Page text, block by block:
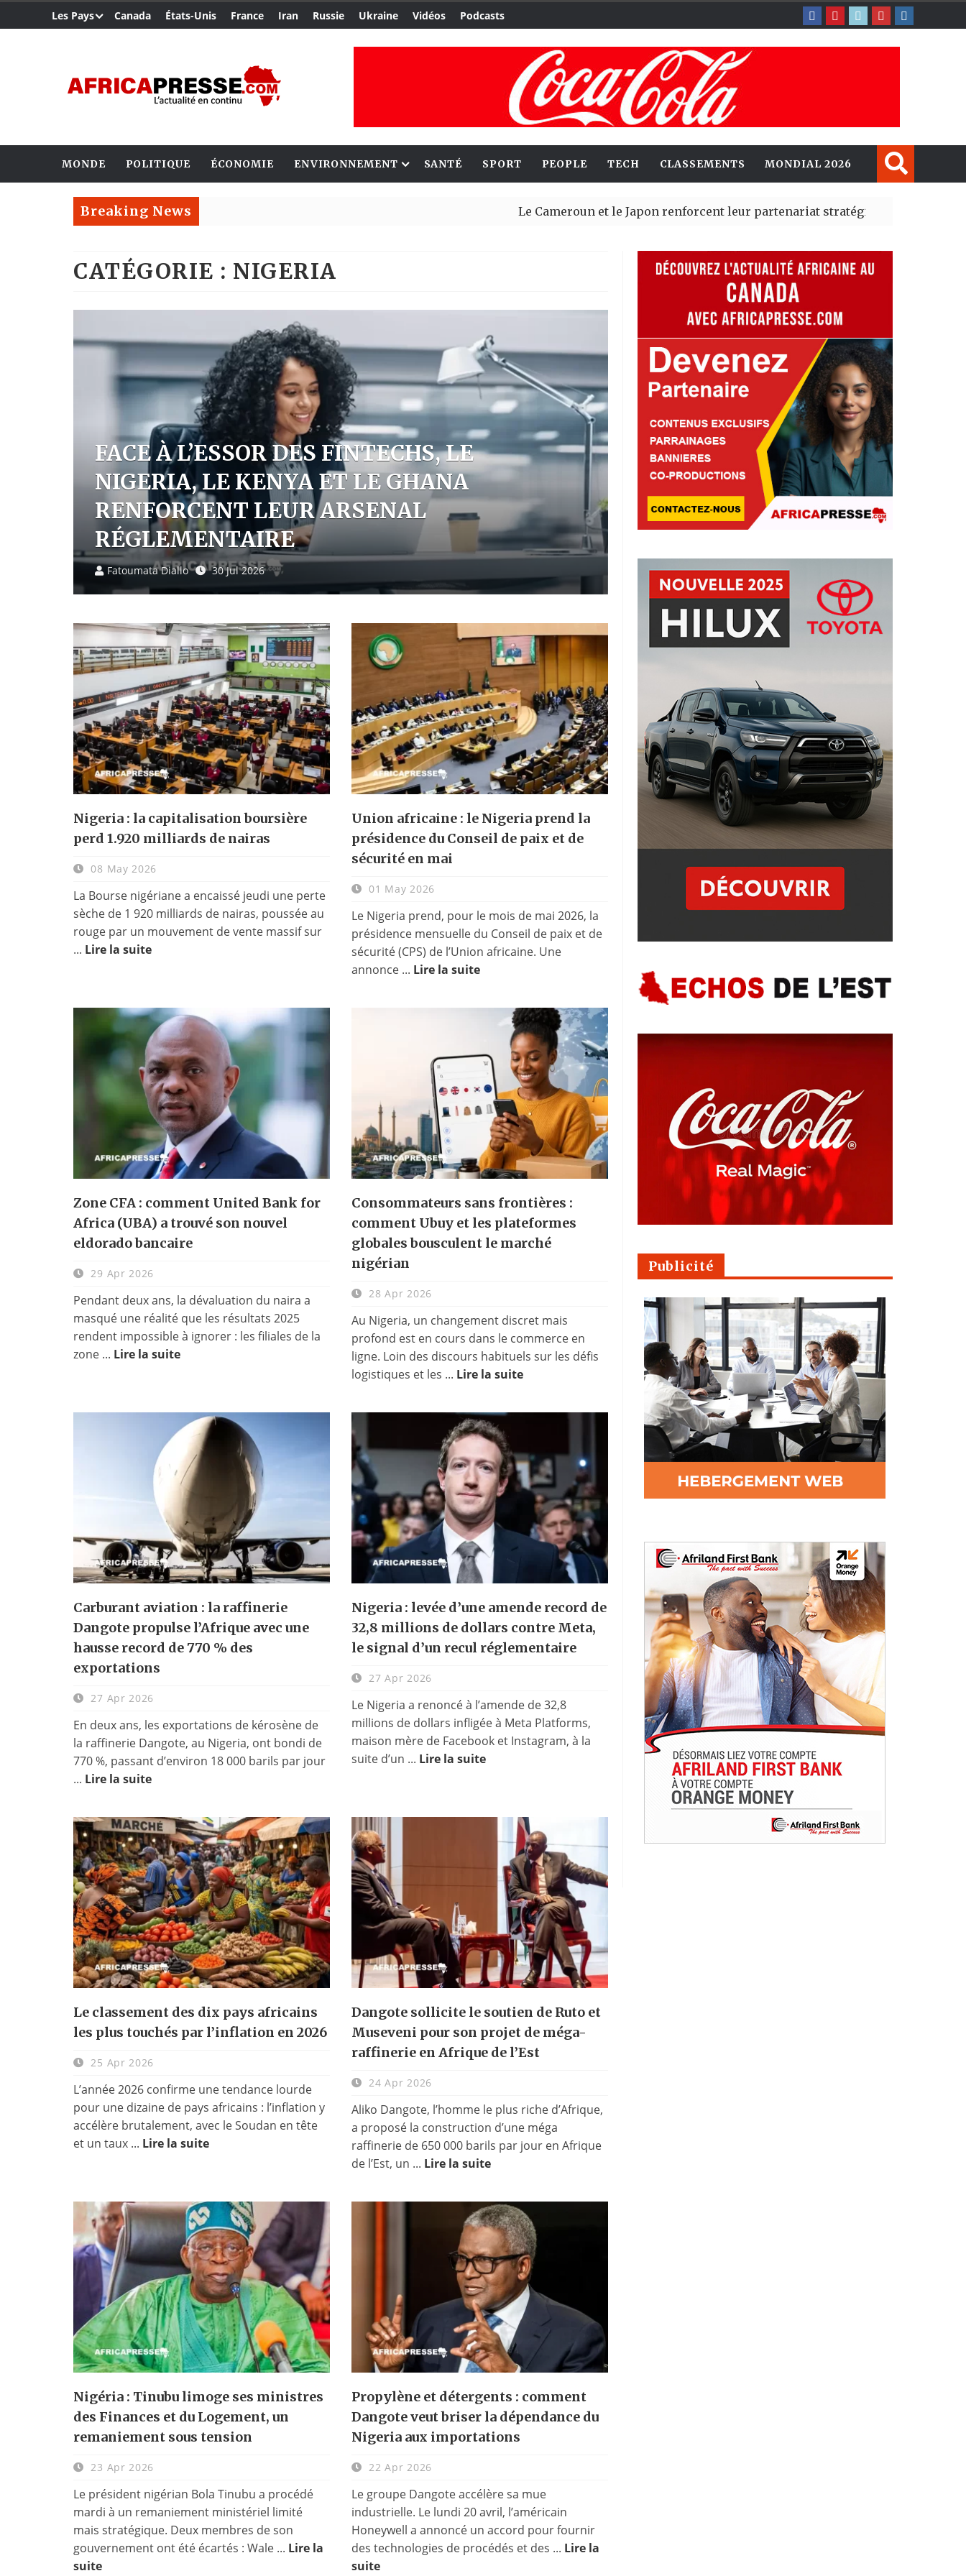
Les Pays Canada États-Unis France Iran Russie Ukraine Vidéos Podcasts
MONDE POLITIQUE ÉCONOMIE ENVIRONNEMENT SANTÉ SPORT PEOPLE TECH CLASSEMENTS MONDIAL 2026
Breaking News Le Cameroun et le Japon renforcent leur partenariat stratégique avec un cap sur l’IA et
CATÉGORIE : NIGERIA
AFRIQUE : LA DISPARITION DU LAC TCHAD
RELANCE UN AMBITIEUX PROJET DE
TRANSFERT D’EAU DEPUIS LE BASSIN DU
CONGO
Pascale Tchakounte 29 Jul 2026
LE NIGERIA ACCÉLÈRE SA
MODERNISATION MILITAIRE
L’INTÉGRATION DU
Pascale Tchakounte 29 Jul 2026
Nigeria : la capitalisation boursière
perd 1.920 milliards de nairas
08 May 2026
La Bourse nigériane a encaissé jeudi une perte
sèche de 1 920 milliards de nairas, poussée au
rouge par un mouvement de vente massif sur
... Lire la suite
Union africaine : le Nigeria prend la
présidence du Conseil de paix et de
sécurité en mai
01 May 2026
Le Nigeria prend, pour le mois de mai 2026, la
présidence mensuelle du Conseil de paix et de
sécurité (CPS) de l’Union africaine. Une
annonce ... Lire la suite
Zone CFA : comment United Bank for
Africa (UBA) a trouvé son nouvel
eldorado bancaire
29 Apr 2026
Pendant deux ans, la dévaluation du naira a
masqué une réalité que les résultats 2025
rendent impossible à ignorer : les filiales de la
zone ... Lire la suite
Consommateurs sans frontières :
comment Ubuy et les plateformes
globales bousculent le marché
nigérian
28 Apr 2026
Au Nigeria, un changement discret mais
profond est en cours dans le commerce en
ligne. Loin des discours habituels sur les défis
logistiques et les ... Lire la suite
Carburant aviation : la raffinerie
Dangote propulse l’Afrique avec une
hausse record de 770 % des
exportations
27 Apr 2026
En deux ans, les exportations de kérosène de
la raffinerie Dangote, au Nigeria, ont bondi de
770 %, passant d’environ 18 000 barils par jour
... Lire la suite
Nigeria : levée d’une amende record de
32,8 millions de dollars contre Meta,
le signal d’un recul réglementaire
27 Apr 2026
Le Nigeria a renoncé à l’amende de 32,8
millions de dollars infligée à Meta Platforms,
maison mère de Facebook et Instagram, à la
suite d’un ... Lire la suite
Le classement des dix pays africains
les plus touchés par l’inflation en 2026
25 Apr 2026
L’année 2026 confirme une tendance lourde
pour une dizaine de pays africains : l’inflation y
accélère brutalement, avec le Soudan en tête
et un taux ... Lire la suite
Dangote sollicite le soutien de Ruto et
Museveni pour son projet de méga-
raffinerie en Afrique de l’Est
24 Apr 2026
Aliko Dangote, l’homme le plus riche d’Afrique,
a proposé la construction d’une méga
raffinerie de 650 000 barils par jour en Afrique
de l’Est, un ... Lire la suite
Nigéria : Tinubu limoge ses ministres
des Finances et du Logement, un
remaniement sous tension
23 Apr 2026
Le président nigérian Bola Tinubu a procédé
mardi à un remaniement ministériel limité
mais stratégique. Deux membres de son
gouvernement ont été écartés : Wale ... Lire la
suite
Propylène et détergents : comment
Dangote veut briser la dépendance du
Nigeria aux importations
22 Apr 2026
Le groupe Dangote accélère sa mue
industrielle. Le lundi 20 avril, l’américain
Honeywell a annoncé un accord pour fournir
des technologies de procédés et des ... Lire la
suite
Publicité